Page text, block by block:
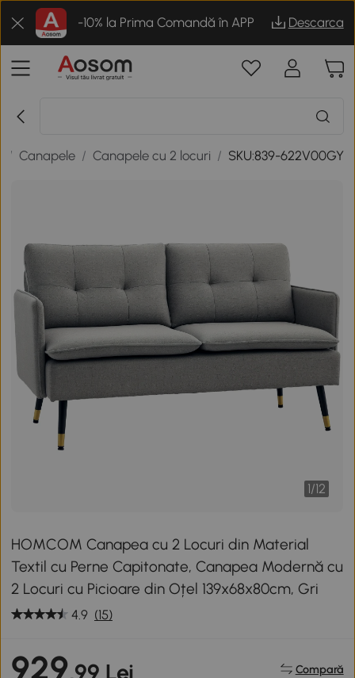
-10% la Prima Comandă în APP Descarca
/ Canapele / Canapele cu 2 locuri / SKU:839-622V00GY
1/12
HOMCOM Canapea cu 2 Locuri din Material
Textil cu Perne Capitonate, Canapea Modernă cu
2 Locuri cu Picioare din Oțel 139x68x80cm, Gri
4.9 (15)
929,99 Lei Compară